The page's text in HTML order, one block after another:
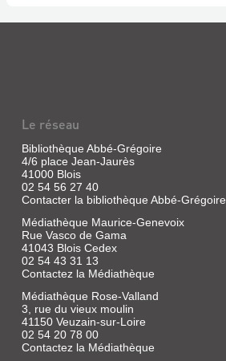
Le réseau
Bibliothèque Abbé-Grégoire
4/6 place Jean-Jaurès
41000 Blois
02 54 56 27 40
Contacter la bibliothèque Abbé-Grégoire
Médiathèque Maurice-Genevoix
Rue Vasco de Gama
41043 Blois Cedex
02 54 43 31 13
Contactez la Médiathèque
Médiathèque Rose-Valland
3, rue du vieux moulin
41150 Veuzain-sur-Loire
02 54 20 78 00
Contactez la Médiathèque